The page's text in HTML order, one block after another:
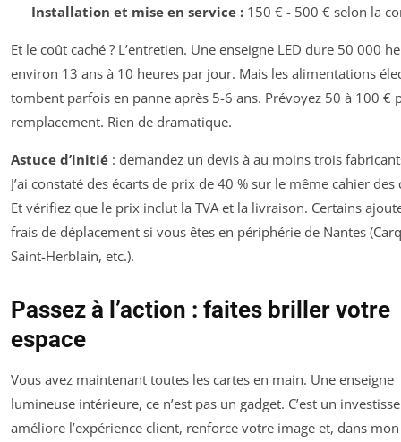
Installation et mise en service :150 € - 500 € selon la
Et le coût caché ? L’entretien. Une enseigne LED dure 50 000
environ 13 ans à 10 heures par jour. Mais les alimentations
tombent parfois en panne après 5-6 ans. Prévoyez 50 à 100 €
remplacement. Rien de dramatique.
Astuce d’initié : demandez un devis à au moins trois
J’ai constaté des écarts de prix de 40 % sur le même cahier des
Et vérifiez que le prix inclut la TVA et la livraison. Certains
frais de déplacement si vous êtes en périphérie de Nantes
Saint-Herblain, etc.).
Passez à l’action : faites briller votre
espace
Vous avez maintenant toutes les cartes en main. Une enseigne
lumineuse intérieure, ce n’est pas un gadget. C’est un
améliore l’expérience client, renforce votre image et, dans mon